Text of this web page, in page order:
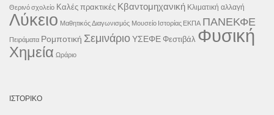
Θερινό σχολείο Καλές πρακτικές Κβαντομηχανική Κλιματική αλλαγή
Λύκειο Μαθητικός Διαγωνισμός Μουσείο Ιστορίας ΕΚΠΑ ΠΑΝΕΚΦΕ
Πειράματα Ρομποτική ΣεμινάριοΥΣΕΦΕ Φεστιβάλ Φυσική
Χημεία Ωράριο
ΙΣΤΟΡΙΚΌ